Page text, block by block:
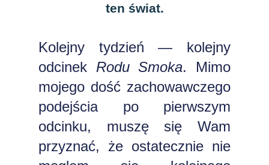
ten świat.
Kolejny tydzień — kolejny
odcinek Rodu Smoka. Mimo
mojego dość zachowawczego
podejścia po pierwszym
odcinku, muszę się Wam
przyznać, że ostatecznie nie